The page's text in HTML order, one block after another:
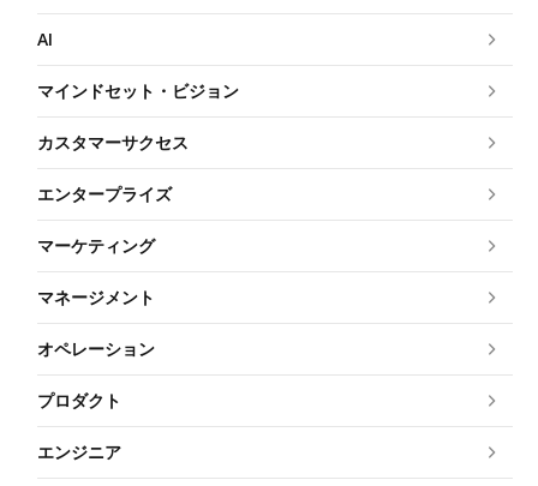
AI
マインドセット・ビジョン
カスタマーサクセス
エンタープライズ
マーケティング
マネージメント
オペレーション
プロダクト
エンジニア